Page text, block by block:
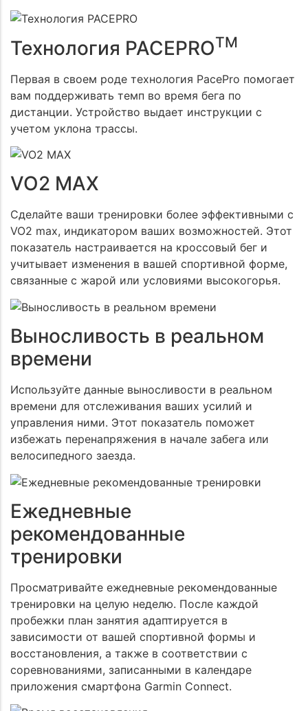
Технология PACEPROTM
Первая в своем роде технология PacePro помогает
вам поддерживать темп во время бега по
дистанции. Устройство выдает инструкции с
учетом уклона трассы.
VO2 MAX
Сделайте ваши тренировки более эффективными с
VO2 max, индикатором ваших возможностей. Этот
показатель настраивается на кроссовый бег и
учитывает изменения в вашей спортивной форме,
связанные с жарой или условиями высокогорья.
Выносливость в реальном
времени
Используйте данные выносливости в реальном
времени для отслеживания ваших усилий и
управления ними. Этот показатель поможет
избежать перенапряжения в начале забега или
велосипедного заезда.
Ежедневные
рекомендованные
тренировки
Просматривайте ежедневные рекомендованные
тренировки на целую неделю. После каждой
пробежки план занятия адаптируется в
зависимости от вашей спортивной формы и
восстановления, а также в соответствии с
соревнованиями, записанными в календаре
приложения смартфона Garmin Connect.